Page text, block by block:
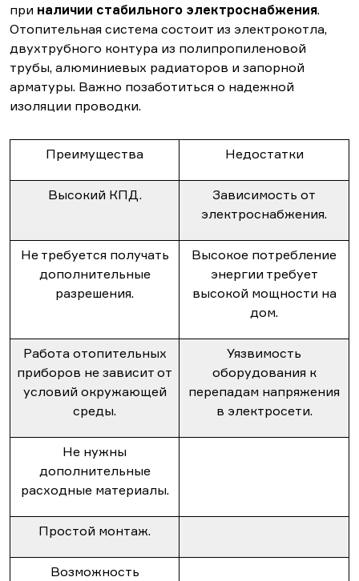
при наличии стабильного электроснабжения.
Отопительная система состоит из электрокотла,
двухтрубного контура из полипропиленовой
трубы, алюминиевых радиаторов и запорной
арматуры. Важно позаботиться о надежной
изоляции проводки.
Преимущества Недостатки
Высокий КПД.
Зависимость от
электроснабжения.
Не требуется получать
дополнительные
разрешения.
Высокое потребление
энергии требует
высокой мощности на
дом.
Работа отопительных
приборов не зависит от
условий окружающей
среды.
Уязвимость
оборудования к
перепадам напряжения
в электросети.
Не нужны
дополнительные
расходные материалы.
Простой монтаж.
Возможность